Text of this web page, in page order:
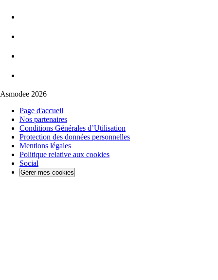
Asmodee 2026
Page d'accueil
Nos partenaires
Conditions Générales d’Utilisation
Protection des données personnelles
Mentions légales
Politique relative aux cookies
Social
Gérer mes cookies